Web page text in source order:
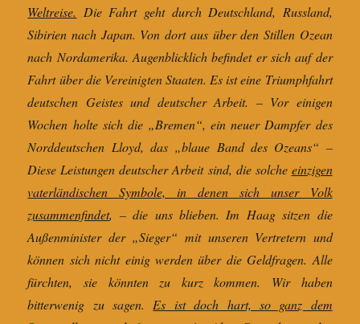
Weltreise. Die Fahrt geht durch Deutschland, Russland,
Sibirien nach Japan. Von dort aus über den Stillen Ozean
nach Nordamerika. Augenblicklich befindet er sich auf der
Fahrt über die Vereinigten Staaten. Es ist eine Triumphfahrt
deutschen Geistes und deutscher Arbeit. – Vor einigen
Wochen holte sich die „Bremen“, ein neuer Dampfer des
Norddeutschen Lloyd, das „blaue Band des Ozeans“ –
Diese Leistungen deutscher Arbeit sind, die solche einzigen
vaterländischen Symbole, in denen sich unser Volk
zusammenfindet, – die uns blieben. Im Haag sitzen die
Außenminister der „Sieger“ mit unseren Vertretern und
können sich nicht einig werden über die Geldfragen. Alle
fürchten, sie könnten zu kurz kommen. Wir haben
bitterwenig zu sagen.Es ist doch hart, so ganz dem